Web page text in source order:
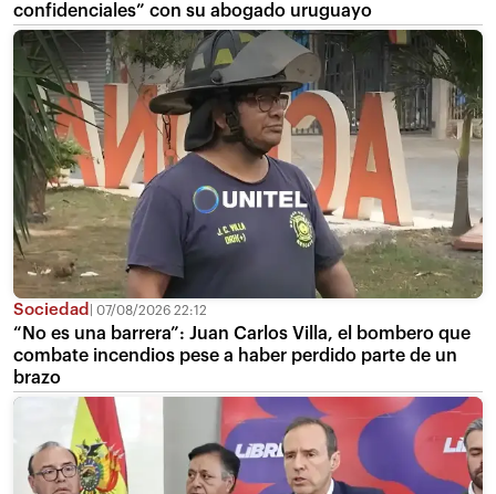
confidenciales” con su abogado uruguayo
Sociedad 07/08/2026 22:12
“No es una barrera”: Juan Carlos Villa, el bombero que
combate incendios pese a haber perdido parte de un
brazo